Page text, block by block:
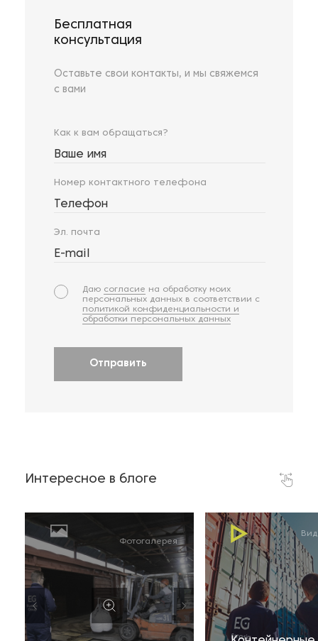
Бесплатная
консультация
Оставьте свои контакты, и мы свяжемся
с вами
Как к вам обращаться?
Ваше имя
Номер контактного телефона
Телефон
Эл. почта
E-mail
Даю согласие на обработку моих
персональных данных в соответствии с
политикой конфиденциальности и
обработки персональных данных
Отправить
Интересное в блоге
Фотогалерея